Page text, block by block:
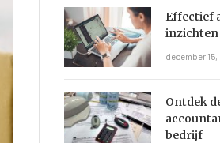
Effectief
inzichten
december
Ontdek
bedrijf